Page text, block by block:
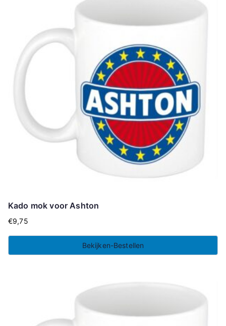
Kado mok voor Ashton
€9,75
Bekijken-Bestellen